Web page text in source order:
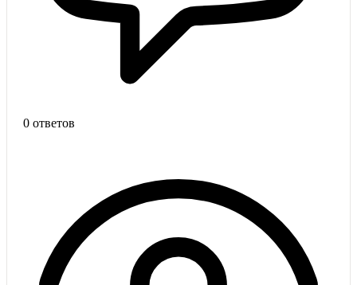
0 ответов